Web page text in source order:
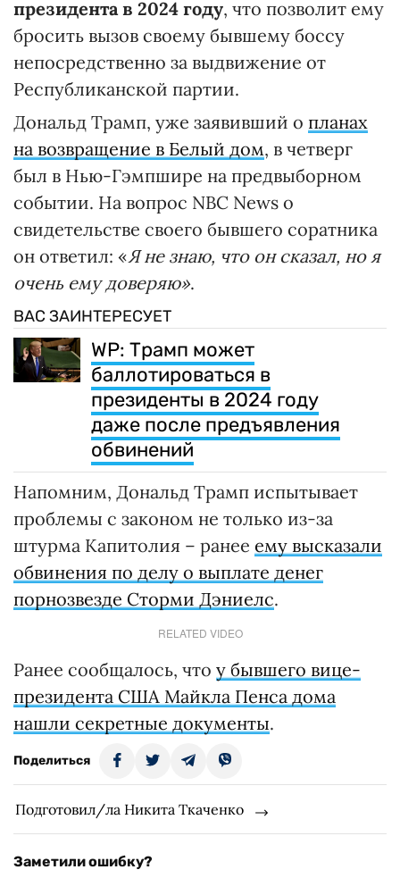
президента в 2024 году, что позволит ему
бросить вызов своему бывшему боссу
непосредственно за выдвижение от
Республиканской партии.
Дональд Трамп, уже заявивший о планах
на возвращение в Белый дом, в четверг
был в Нью-Гэмпшире на предвыборном
событии. На вопрос NBC News о
свидетельстве своего бывшего соратника
он ответил: «Я не знаю, что он сказал, но я
очень ему доверяю».
ВАС ЗАИНТЕРЕСУЕТ
WP: Трамп может
баллотироваться в
президенты в 2024 году
даже после предъявления
обвинений
Напомним, Дональд Трамп испытывает
проблемы с законом не только из-за
штурма Капитолия – ранее ему высказали
обвинения по делу о выплате денег
порнозвезде Сторми Дэниелс.
RELATED VIDEO
Ранее сообщалось, что у бывшего вице-
президента США Майкла Пенса дома
нашли секретные документы.
Поделиться
Подготовил/ла Никита Ткаченко
Заметили ошибку?